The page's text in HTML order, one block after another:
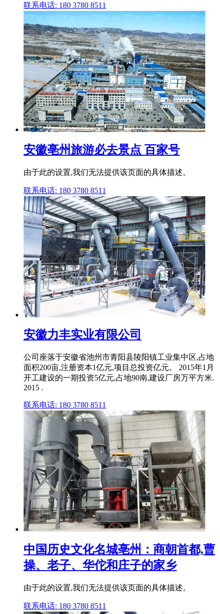
联系电话: 180 3780 8511
安徽亳州旅游必去景点 百家号
由于此的设置,我们无法提供该页面的具体描述。
联系电话: 180 3780 8511
安徽力丰实业有限公司
公司座落于安徽省池州市青阳县陵阳镇工业集中区,占地
面积200亩,注册资本1亿元,项目总投资亿元。 2015年1月
开工建设的一期投资5亿元,占地90南,建设厂房万平方米.
2015 .
联系电话: 180 3780 8511
中国历史文化名城亳州：商朝首都,曹
操、老子、华佗和庄子的家乡
由于此的设置,我们无法提供该页面的具体描述。
联系电话: 180 3780 8511